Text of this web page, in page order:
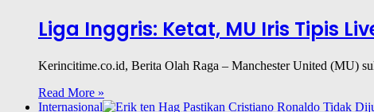
Liga Inggris: Ketat, MU Iris Tipis
Kerincitime.co.id, Berita Olah Raga – Manchester United (MU)
Read More »
Internasional